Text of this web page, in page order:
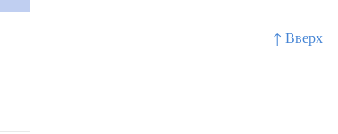
↑ Вверх